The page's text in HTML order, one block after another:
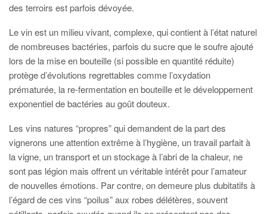
des terroirs est parfois dévoyée.
Le vin est un milieu vivant, complexe, qui contient à l’état naturel
de nombreuses bactéries, parfois du sucre que le soufre ajouté
lors de la mise en bouteille (si possible en quantité réduite)
protège d’évolutions regrettables comme l’oxydation
prématurée, la re-fermentation en bouteille et le développement
exponentiel de bactéries au goût douteux.
Les vins natures “propres” qui demandent de la part des
vignerons une attention extrême à l’hygiène, un travail parfait à
la vigne, un transport et un stockage à l’abri de la chaleur, ne
sont pas légion mais offrent un véritable intérêt pour l’amateur
de nouvelles émotions. Par contre, on demeure plus dubitatifs à
l’égard de ces vins “poilus” aux robes délétères, souvent